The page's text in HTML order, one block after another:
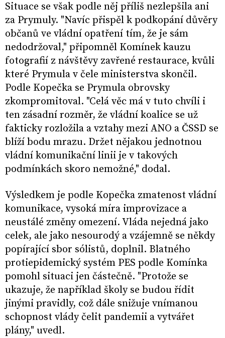
Situace se však podle něj příliš nezlepšila ani
za Prymuly. "Navíc přispěl k podkopání důvěry
občanů ve vládní opatření tím, že je sám
nedodržoval," připomněl Komínek kauzu
fotografií z návštěvy zavřené restaurace, kvůli
které Prymula v čele ministerstva skončil.
Podle Kopečka se Prymula obrovsky
zkompromitoval. "Celá věc má v tuto chvíli i
ten zásadní rozměr, že vládní koalice se už
fakticky rozložila a vztahy mezi ANO a ČSSD se
blíží bodu mrazu. Držet nějakou jednotnou
vládní komunikační linii je v takových
podmínkách skoro nemožné," dodal.
Výsledkem je podle Kopečka zmatenost vládní
komunikace, vysoká míra improvizace a
neustálé změny omezení. Vláda nejedná jako
celek, ale jako nesourodý a vzájemně se někdy
popírající sbor sólistů, doplnil. Blatného
protiepidemický systém PES podle Komínka
pomohl situaci jen částečně. "Protože se
ukazuje, že například školy se budou řídit
jinými pravidly, což dále snižuje vnímanou
schopnost vlády čelit pandemii a vytvářet
plány," uvedl.